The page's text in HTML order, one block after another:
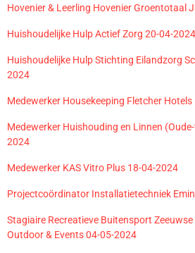
Hovenier & Leerling Hovenier Groentotaal
Huishoudelijke Hulp Actief Zorg 20-04-2024
Huishoudelijke Hulp Stichting Eilandzorg
2024
Medewerker Housekeeping Fletcher
Medewerker Huishouding en Linnen
2024
Medewerker KAS Vitro Plus 18-04-2024
Projectcoördinator Installatietechniek
Stagiaire Recreatieve Buitensport
Outdoor & Events 04-05-2024